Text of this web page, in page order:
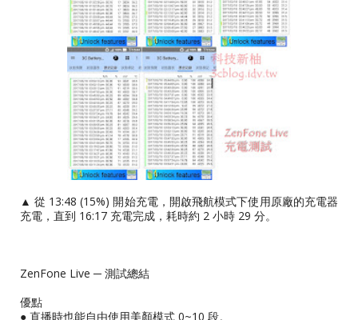
▲ 從 13:48 (15%) 開始充電，開啟飛航模式下使用原廠的充電器
充電，直到 16:17 充電完成，耗時約 2 小時 29 分。
ZenFone Live ─ 測試總結
優點
● 直播時也能自由使用美顏模式 0~10 段。